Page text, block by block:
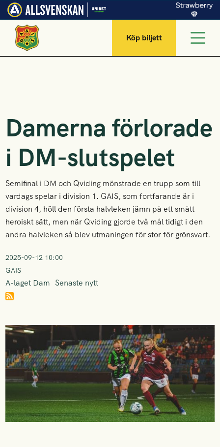
Köp biljett
Damerna förlorade
i DM-slutspelet
Semifinal i DM och Qviding mönstrade en trupp som till
vardags spelar i division 1. GAIS, som fortfarande är i
division 4, höll den första halvleken jämn på ett smått
heroiskt sätt, men när Qviding gjorde två mål tidigt i den
andra halvleken så blev utmaningen för stor för grönsvart.
2025-09-12 10:00
GAIS
A-laget Dam Senaste nytt